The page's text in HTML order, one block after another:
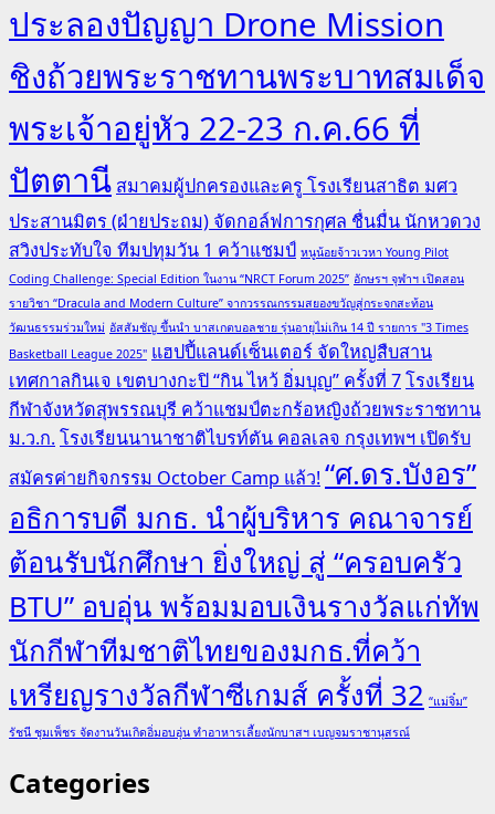
ประลองปัญญา Drone Mission
ชิงถ้วยพระราชทานพระบาทสมเด็จ
พระเจ้าอยู่หัว 22-23 ก.ค.66 ที่
ปัตตานี สมาคมผู้ปกครองและครู โรงเรียนสาธิต มศว
ประสานมิตร (ฝ่ายประถม) จัดกอล์ฟการกุศล ชื่นมื่น นักหวดวง
สวิงประทับใจ ทีมปทุมวัน 1 คว้าแชมป์ หนูน้อยจ้าวเวหา Young Pilot
Coding Challenge: Special Edition ในงาน “NRCT Forum 2025” อักษรฯ จุฬาฯ เปิดสอน
รายวิชา “Dracula and Modern Culture” จากวรรณกรรมสยองขวัญสู่กระจกสะท้อน
วัฒนธรรมร่วมใหม่ อัสสัมชัญ ขึ้นนำ บาสเกตบอลชาย รุ่นอายุไม่เกิน 14 ปี รายการ "3 Times
Basketball League 2025" แฮปปี้แลนด์เซ็นเตอร์ จัดใหญ่สืบสาน
เทศกาลกินเจ เขตบางกะปิ “กิน ไหว้ อิ่มบุญ” ครั้งที่ 7โรงเรียน
กีฬาจังหวัดสุพรรณบุรี คว้าแชมป์ตะกร้อหญิงถ้วยพระราชทาน
ม.ว.ก.โรงเรียนนานาชาติไบรท์ตัน คอลเลจ กรุงเทพฯ เปิดรับ
สมัครค่ายกิจกรรม October Camp แล้ว!“ศ.ดร.บังอร”
อธิการบดี มกธ. นำผู้บริหาร คณาจารย์
ต้อนรับนักศึกษา ยิ่งใหญ่ สู่ “ครอบครัว
BTU” อบอุ่น พร้อมมอบเงินรางวัลแก่ทัพ
นักกีฬาทีมชาติไทยของมกธ.ที่คว้า
เหรียญรางวัลกีฬาซีเกมส์ ครั้งที่ 32 “แม่จิ๋ม”
รัชนี ชุมเพ็ชร จัดงานวันเกิดอิ่มอบอุ่น ทำอาหารเลี้ยงนักบาสฯ เบญจมราชานุสรณ์
Categories